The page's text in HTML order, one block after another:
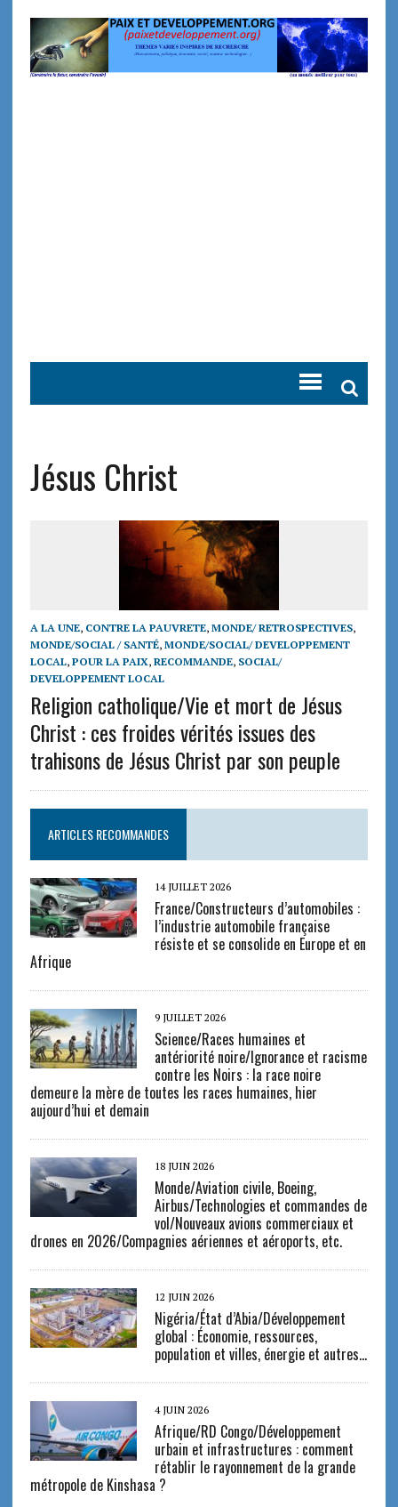
Jésus Christ
A LA UNE, CONTRE LA PAUVRETE, MONDE/ RETROSPECTIVES,
MONDE/SOCIAL / SANTÉ, MONDE/SOCIAL/ DEVELOPPEMENT
LOCAL, POUR LA PAIX, RECOMMANDE, SOCIAL/
DEVELOPPEMENT LOCAL
Religion catholique/Vie et mort de Jésus
Christ : ces froides vérités issues des
trahisons de Jésus Christ par son peuple
ARTICLES RECOMMANDES
14 JUILLET 2026
France/Constructeurs d’automobiles :
l’industrie automobile française
résiste et se consolide en Europe et en
Afrique
9 JUILLET 2026
Science/Races humaines et
antériorité noire/Ignorance et racisme
contre les Noirs : la race noire
demeure la mère de toutes les races humaines, hier
aujourd’hui et demain
18 JUIN 2026
Monde/Aviation civile, Boeing,
Airbus/Technologies et commandes de
vol/Nouveaux avions commerciaux et
drones en 2026/Compagnies aériennes et aéroports, etc.
12 JUIN 2026
Nigéria/État d’Abia/Développement
global : Économie, ressources,
population et villes, énergie et autres…
4 JUIN 2026
Afrique/RD Congo/Développement
urbain et infrastructures : comment
rétablir le rayonnement de la grande
métropole de Kinshasa ?